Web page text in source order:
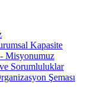
Kapasite
Misyonumuz
Sorumluluklar
Şeması